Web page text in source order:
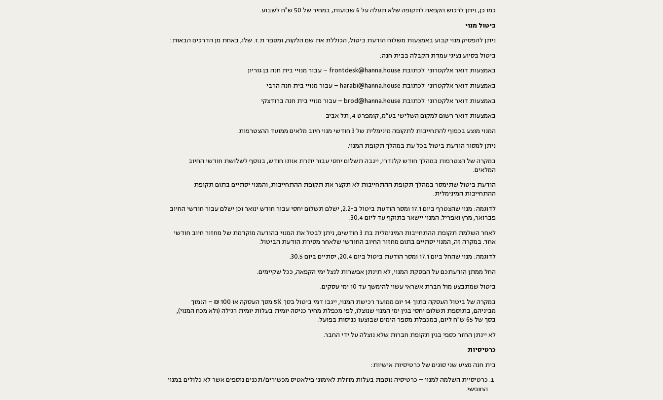
כמו כן, ניתן לרכוש הקפאה לתקופה שלא תעלה על 6 שבועות, במחיר של 50 ש"ח לשבוע.
ביטול מנוי
ניתן להפסיק מנוי קבוע באמצעות משלוח הודעת ביטול, הכוללת את שם הלקוח, ומספר ת.ז. שלו, באחת מן הדרכים הבאות:
ביטול בסיוע נציגי עמדת הקבלה בבית חנה:
באמצעות דואר אלקטרוני לכתובת frontdesk@hanna.house – עבור מנויי בית חנה בן גוריון
באמצעות דואר אלקטרוני לכתובת harabi@hanna.house – עבור מנויי בית חנה הרבי
באמצעות דואר אלקטרוני לכתובת brod@hanna.house – עבור מנויי בית חנה ברודצקי
באמצעות דואר רשום למקום השלישי בע”מ, קומפרט 4, תל אביב
המנוי מוצע בכפוף להתחייבות לתקופה מינימלית של 3 חודשי מנוי חיוב מלאים ממועד ההצטרפות.
ניתן למסור הודעת ביטול בכל עת במהלך תקופת המנוי.
במקרה של הצטרפות במהלך חודש קלנדרי, ייגבה תשלום יחסי עבור יתרת אותו חודש, בנוסף לשלושת חודשי החיוב
המלאים.
הודעת ביטול שתימסר במהלך תקופת ההתחייבות לא תקצר את תקופת ההתחייבות, והמנוי יסתיים בתום תקופת
ההתחייבות המינימלית.
לדוגמה: מנוי שהצטרף ביום 17.1 ומסר הודעת ביטול ב-2.2, ישלם תשלום יחסי עבור חודש ינואר וכן ישלם עבור חודשי החיוב
פברואר, מרץ ואפריל. המנוי יישאר בתוקף עד ליום 30.4.
לאחר השלמת תקופת ההתחייבות המינימלית בת 3 חודשים, ניתן לבטל את המנוי בהודעה מוקדמת של מחזור חיוב חודשי
אחד. במקרה זה, המנוי יסתיים בתום מחזור החיוב החודשי שלאחר מסירת הודעת הביטול.
לדוגמה: מנוי שהחל ביום 17.1 ומסר הודעת ביטול ביום 20.4, יסתיים ביום 30.5.
החל ממתן הודעתכם על הפסקת המנוי, לא תינתן אפשרות לנצל ימי הקפאה, ככל שקיימים.
ביטול שמתבצע מול חברת אשראי עשוי להימשך עד 10 ימי עסקים.
במקרה של ביטול העסקה בתוך 14 יום ממועד רכישת המנוי, ייגבו דמי ביטול בסך 5% מסך העסקה או 100 ₪ – הנמוך
מביניהם, בתוספת תשלום יחסי בגין ימי המנוי שנוצלו, לפי מכפלת מחיר כניסה יומית בעלות יומית רגילה (ולא מכח המנוי),
בסך של 65 ש"ח ליום, במכפלת מספר הימים שבוצעו כניסות בפועל.
לא יינתן החזר כספי בגין תקופת חברות שלא נוצלה על ידי החבר.
כרטיסיות
בית חנה מציע שני סוגים של כרטיסיות אישיות:
כרטיסיית השלמה למנוי – כרטיסיה נוספת בעלות מוזלת לאימוני פילאטיס מכשירים/תכנים נוספים אשר לא כלולים במנוי
החופשי.